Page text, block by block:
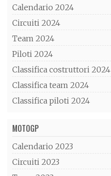
Calendario 2024
Circuiti 2024
Team 2024
Piloti 2024
Classifica costruttori 2024
Classifica team 2024
Classifica piloti 2024
MOTOGP
Calendario 2023
Circuiti 2023